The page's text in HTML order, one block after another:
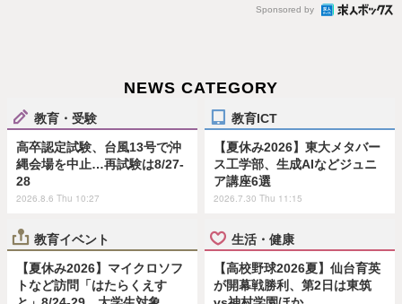
Sponsored by
NEWS CATEGORY
教育・受験
高卒認定試験、台風13号で沖
縄会場を中止…再試験は8/27-
28
2026.8.6 Thu 10:27
教育ICT
【夏休み2026】東大メタバー
ス工学部、生成AIなどジュニ
ア講座6選
2026.7.30 Thu 11:15
教育イベント
【夏休み2026】マイクロソフ
トなど訪問「はたらくえす
生活・健康
【高校野球2026夏】仙台育英
が開幕戦勝利、第2日は東筑